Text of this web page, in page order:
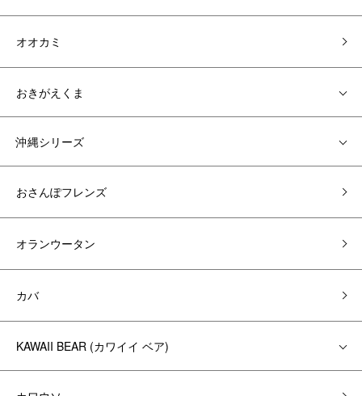
オオカミ
おきがえくま
沖縄シリーズ
おさんぽフレンズ
オランウータン
カバ
KAWAII BEAR (カワイイ ベア)